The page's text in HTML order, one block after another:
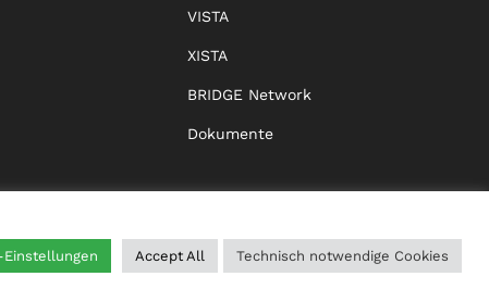
VISTA
XISTA
BRIDGE Network
Dokumente
HILFE IMPRESSUM DATENSCHUTZ AGB
Einstellungen Accept All Technisch notwendige Cookies